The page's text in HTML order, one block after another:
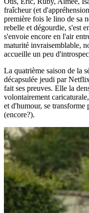
fraîcheur (et
première fois le lino de sa
rebelle et dégourdie, s'est
s'envoie encore en l'air
maturité invraisemblable,
accueille un peu
La quatrième saison de la
décapsulée jeudi par
fait ses preuves. Elle la
volontairement
et d'humour, se transforme
(encore?).